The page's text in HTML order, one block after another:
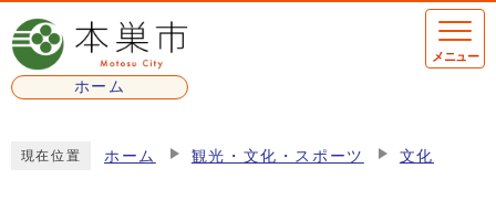
ページの先頭です
ホーム
メニュー
現在位置 ホーム 観光・文化・スポーツ 文化